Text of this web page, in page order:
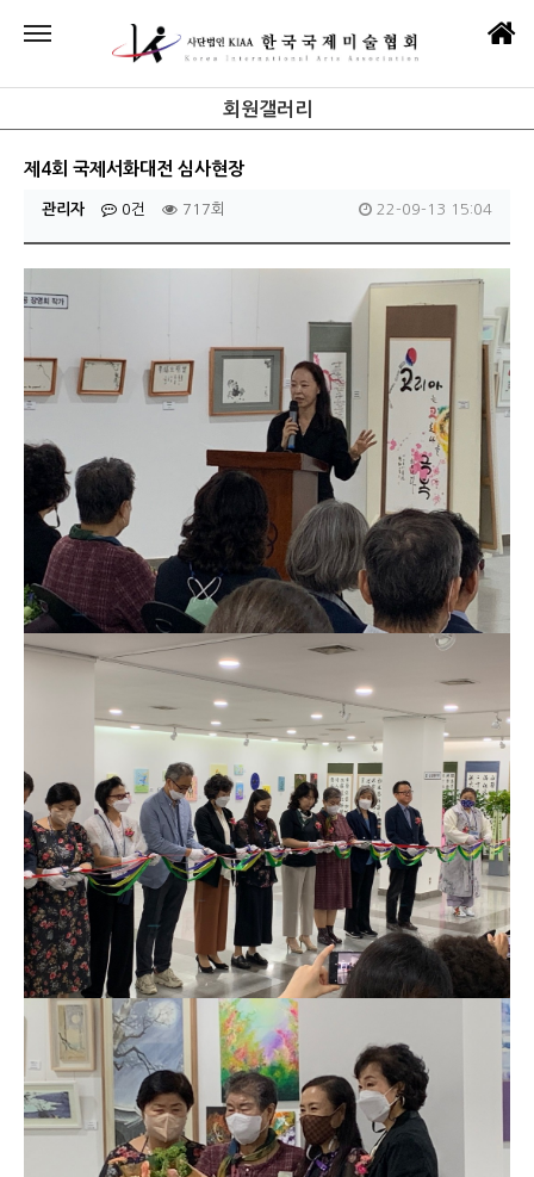
회원갤러리
제4회 국제서화대전 심사현장
관리자 0건 717회 22-09-13 15:04